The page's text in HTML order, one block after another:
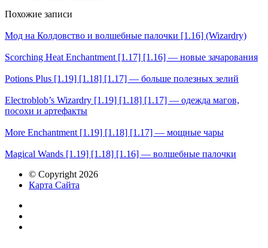
Похожие записи
Мод на Колдовство и волшебные палочки [1.16] (Wizardry)
Scorching Heat Enchantment [1.17] [1.16] — новые зачарования
Potions Plus [1.19] [1.18] [1.17] — больше полезных зелий
Electroblob’s Wizardry [1.19] [1.18] [1.17] — одежда магов,
посохи и артефакты
More Enchantment [1.19] [1.18] [1.17] — мощные чары
Magical Wands [1.19] [1.18] [1.16] — волшебные палочки
© Copyright 2026
Карта Сайта